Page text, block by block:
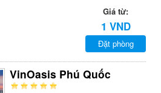
Giá từ:
1 VND
Đặt phòng
VinOasis Phú Quốc